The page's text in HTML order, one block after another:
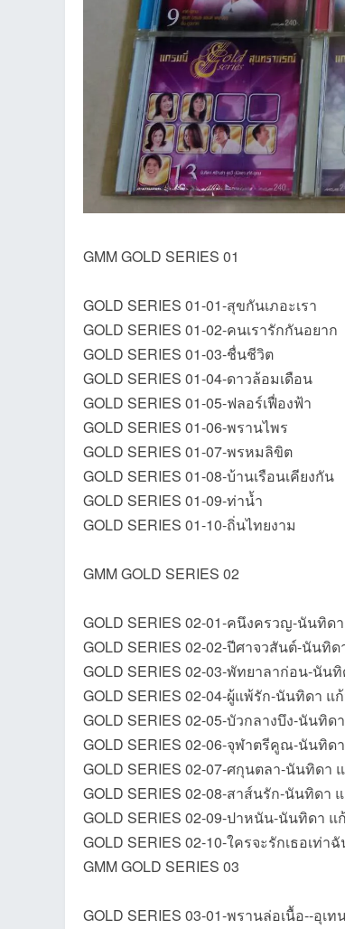
GMM GOLD SERIES 01
GOLD SERIES 01-01-สุขกันเภอะเรา
GOLD SERIES 01-02-คนเรารักกันอยาก
GOLD SERIES 01-03-ชื่นชีวิต
GOLD SERIES 01-04-ดาวล้อมเดือน
GOLD SERIES 01-05-ฟลอร์เฟื่องฟ้า
GOLD SERIES 01-06-พรานไพร
GOLD SERIES 01-07-พรหมลิขิต
GOLD SERIES 01-08-บ้านเรือนเคียงกัน
GOLD SERIES 01-09-ท่าน้ำ
GOLD SERIES 01-10-ถิ่นไทยงาม
GMM GOLD SERIES 02
GOLD SERIES 02-01-คนึงครวญ-นันทิด
GOLD SERIES 02-02-ปีศาจวสันต์-นันทิ
GOLD SERIES 02-03-พัทยาลาก่อน-นัน
GOLD SERIES 02-04-ผู้แพ้รัก-นันทิดา แ
GOLD SERIES 02-05-บัวกลางบึง-นันทิด
GOLD SERIES 02-06-จุฬาตรีคูณ-นันทิด
GOLD SERIES 02-07-ศกุนตลา-นันทิดา
GOLD SERIES 02-08-สาส์นรัก-นันทิดา
GOLD SERIES 02-09-ปาหนัน-นันทิดา แ
GOLD SERIES 02-10-ใครจะรักเธอเท่
GMM GOLD SERIES 03
GOLD SERIES 03-01-พรานล่อเนื้อ--อุเ